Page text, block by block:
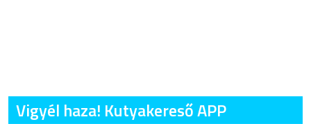
Vigyél haza! Kutyakereső APP